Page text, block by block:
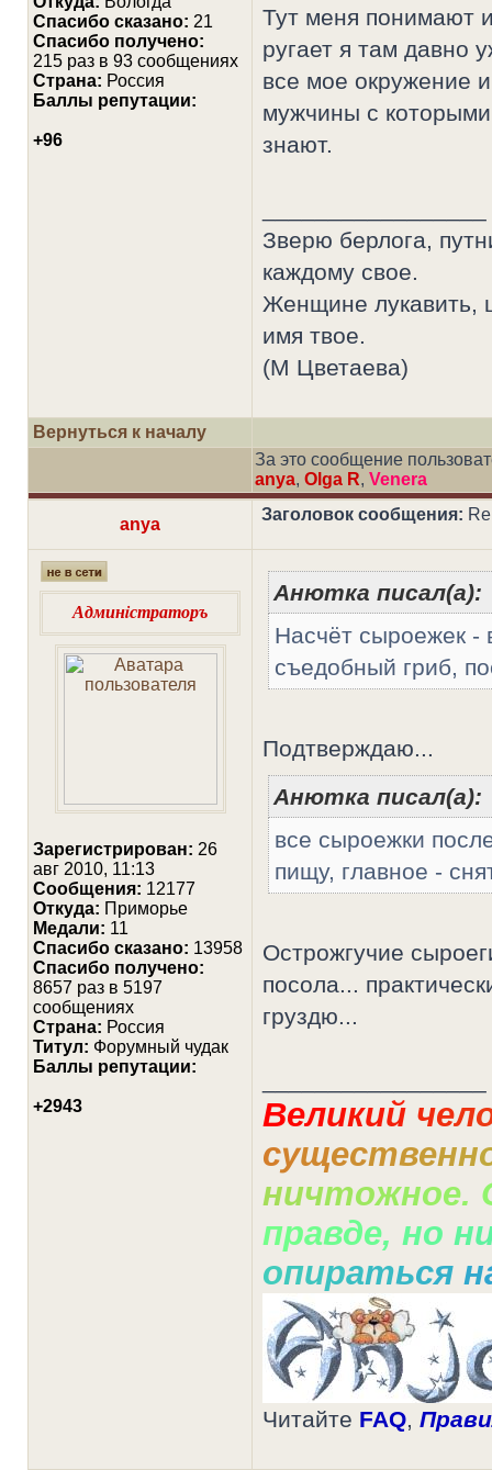
Cпасибо сказано: 21
Спасибо получено:
215 раз в 93 сообщениях
Страна: Россия
Баллы репутации:
+96
Тут меня понимают
ругает я там давно
все мое окружение
мужчины с
знают.
Зверю берлога,
каждому свое.
Женщине лукавить,
имя твое.
(М Цветаева)
Вернуться к началу
За это сообщение
anya, Olga R, Venera
anya
Заголовок сообщения:
Админiстраторъ
Зарегистрирован: 26
авг 2010, 11:13
Сообщения: 12177
Откуда: Приморье
Медали: 11
Cпасибо сказано: 13958
Спасибо получено:
8657 раз в 5197
сообщениях
Страна: Россия
Титул: Форумный чудак
Баллы репутации:
+2943
Анютка писал(а):
Насчёт сыроежек -
съедобный гриб,
Подтверждаю...
Анютка писал(а):
все сыроежки
пищу, главное -
Острожгучие
посола...
груздю...
Великий чел
существенн
ничтожное.
правде, но н
опираться н
Читайте FAQ,